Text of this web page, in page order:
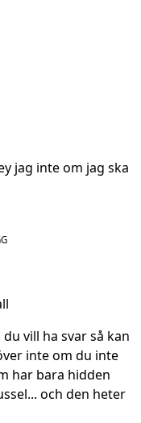
jag inte om jag ska
vill ha svar så kan
inte om du inte
har bara hidden
och den heter